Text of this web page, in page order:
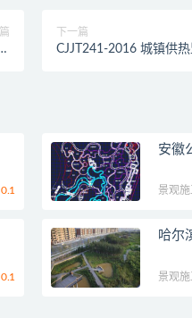
下一篇
CJJT241-2016 城镇供
安徽
景观施
哈尔
景观施